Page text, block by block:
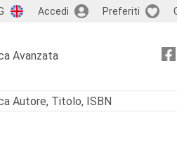
Accedi Preferiti
Avanzata